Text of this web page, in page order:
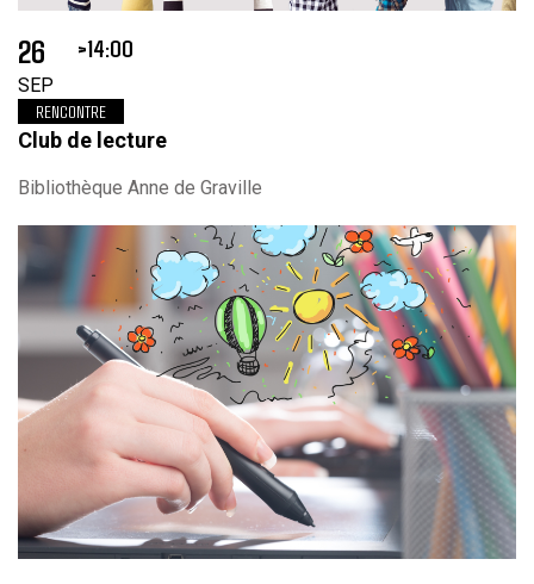
26
SEP
14:00
RENCONTRE
Club de lecture
Bibliothèque Anne de Graville